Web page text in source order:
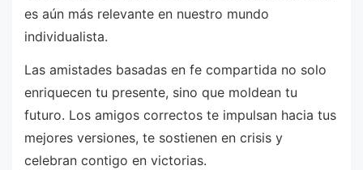
es aún más relevante en nuestro mundo
individualista.
Las amistades basadas en fe compartida no solo
enriquecen tu presente, sino que moldean tu
futuro. Los amigos correctos te impulsan hacia tus
mejores versiones, te sostienen en crisis y
celebran contigo en victorias.